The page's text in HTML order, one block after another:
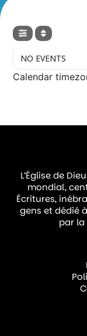
NO EVENTS
Calendar
L’Église de
mondial,
Écritures,
gens et dédié
par la